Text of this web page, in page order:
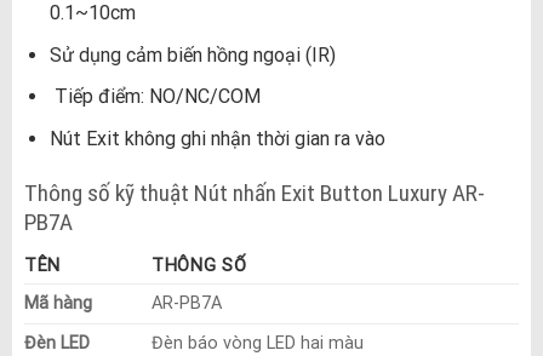
0.1~10cm
Sử dụng cảm biến hồng ngoại (IR)
Tiếp điểm: NO/NC/COM
Nút Exit không ghi nhận thời gian ra vào
Thông số kỹ thuật Nút nhấn Exit Button Luxury AR-
PB7A
TÊN
THÔNG SỐ
Mã hàng
AR-PB7A
Đèn LED
Đèn báo vòng LED hai màu